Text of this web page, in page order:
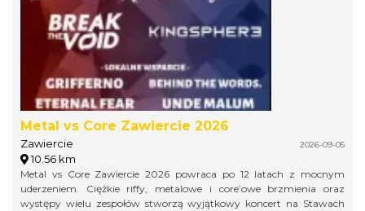
Metal vs Core Zawiercie 2026
Zawiercie 2026-09-05
10.56 km
Metal vs Core Zawiercie 2026 powraca po 12 latach z mocnym
uderzeniem. Ciężkie riffy, metalowe i core’owe brzmienia oraz
występy wielu zespołów stworzą wyjątkowy koncert na Stawach